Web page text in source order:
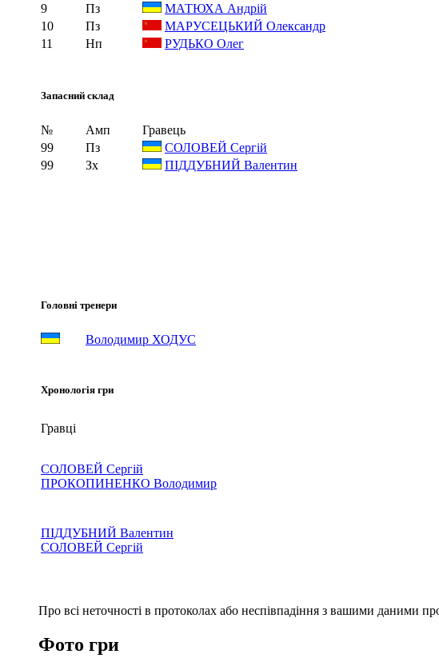
9
Пз МАТЮХА Андрій
10
Пз МАРУСЕЦЬКИЙ Олександр
11
Нп РУДЬКО Олег
Запасний склад
№ Амп Гравець
99
Пз СОЛОВЕЙ Сергій
99
Зх ПІДДУБНИЙ Валентин
Головні тренери
Володимир ХОДУС
Хронологія гри
Гравці
СОЛОВЕЙ Сергій
ПРОКОПИНЕНКО Володимир
ПІДДУБНИЙ Валентин
СОЛОВЕЙ Сергій
Про всі неточності в протоколах або неспівпадіння з вашими даними
Фото гри